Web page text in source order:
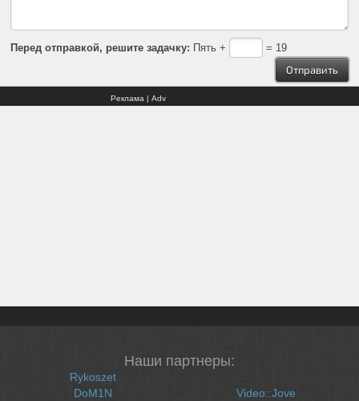
Перед отправкой, решите задачку: Пять + = 19
Реклама | Adv
Наши партнеры:
Rykoszet
DoM1N
Video::Jove